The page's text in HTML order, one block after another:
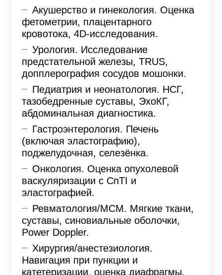
Акушерство и гинекология. Оценка
фетометрии, плацентарного
кровотока, 4D-исследования.
Урология. Исследование
предстательной железы, TRUS,
допплерография сосудов мошонки.
Педиатрия и неонатология. НСГ,
тазобедренные суставы, ЭхоКГ,
абдоминальная диагностика.
Гастроэнтерология. Печень
(включая эластографию),
поджелудочная, селезёнка.
Онкология. Оценка опухолевой
васкуляризации с CnTI и
эластографией.
Ревматология/МСМ. Мягкие ткани,
суставы, синовиальные оболочки,
Power Doppler.
Хирургия/анестезиология.
Навигация при пункции и
катетеризации, оценка диафрагмы.